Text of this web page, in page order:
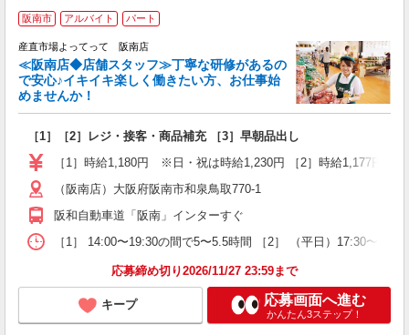
阪南市 アルバイト パート
産直市場よってって 阪南店
≪阪南店◆店舗スタッフ≫丁寧な研修があるの
で安心♪イキイキ楽しく働きたい方、お仕事始
めませんか！
［1］［2］レジ・接客・商品補充 ［3］早朝品出し
［1］時給1,180円 ※日・祝は時給1,230円 ［2］時給1,177円
（阪南店）大阪府阪南市和泉鳥取770-1
阪和自動車道「阪南」インターすぐ
［1］ 14:00〜19:30の間で5〜5.5時間 ［2］ （平日）17:30〜
応募締め切り2026/11/27 23:59まで
キープ 応募画面へ進む
かんたん3ステップ！